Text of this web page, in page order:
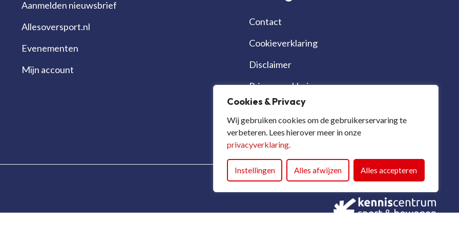
Cookies & Privacy
Wij gebruiken cookies om de gebruikerservaring te
verbeteren. Lees hierover meer in onze
privacyverklaring.
Instellingen Alles afwijzen Alles accepteren
Aanmelden nieuwsbrief
Allesoversport.nl
Evenementen
Mijn account
Contact
Cookieverklaring
Disclaimer
Privacyverklaring
Werken bij | vacatures